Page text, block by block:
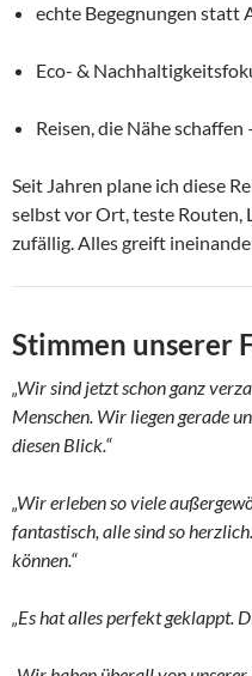
echte Begegnungen statt
Eco- &
Reisen, die Nähe
Seit Jahren plane ich diese
selbst vor Ort, teste Routen,
zufällig. Alles greift
Stimmen unserer
„Wir sind jetzt schon ganz
Menschen. Wir liegen gerade
diesen Blick.“
„Wir erleben so viele
fantastisch, alle sind so
können.“
„Es hat alles perfekt geklappt.